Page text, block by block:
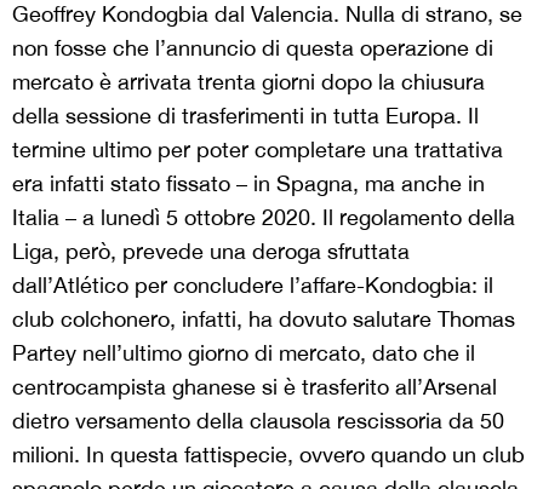
Geoffrey Kondogbia dal Valencia. Nulla di strano, se
non fosse che l’annuncio di questa operazione di
mercato è arrivata trenta giorni dopo la chiusura
della sessione di trasferimenti in tutta Europa. Il
termine ultimo per poter completare una trattativa
era infatti stato fissato – in Spagna, ma anche in
Italia – a lunedì 5 ottobre 2020. Il regolamento della
Liga, però, prevede una deroga sfruttata
dall’Atlético per concludere l’affare-Kondogbia: il
club colchonero, infatti, ha dovuto salutare Thomas
Partey nell’ultimo giorno di mercato, dato che il
centrocampista ghanese si è trasferito all’Arsenal
dietro versamento della clausola rescissoria da 50
milioni. In questa fattispecie, ovvero quando un club